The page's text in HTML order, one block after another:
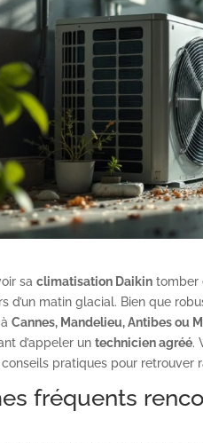
saclimatisation Daikin tomber
d’un matin glacial. Bien que
àCannes, Mandelieu, Antibes ou
d’appeler untechnicien agréé.
pratiques pour retrouver
fréquents